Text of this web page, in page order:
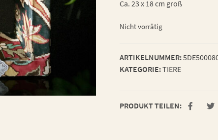
Ca. 23 x 18 cm groß
Nicht vorrätig
ARTIKELNUMMER:
KATEGORIE:TIERE
PRODUKT TEILEN: